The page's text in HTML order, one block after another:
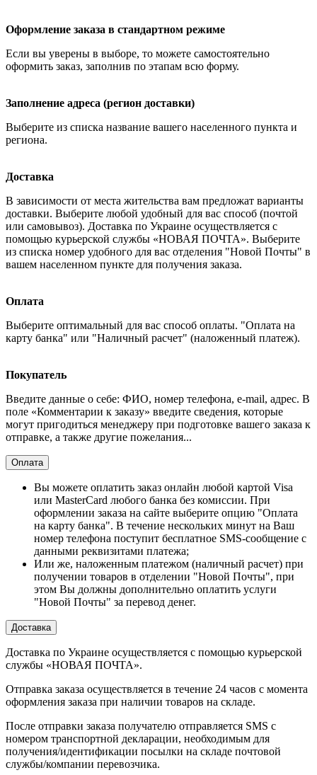
Оформление заказа в стандартном режиме
Если вы уверены в выборе, то можете самостоятельно
оформить заказ, заполнив по этапам всю форму.
Заполнение адреса (регион доставки)
Выберите из списка название вашего населенного пункта и
региона.
Доставка
В зависимости от места жительства вам предложат варианты
доставки. Выберите любой удобный для вас способ (почтой
или самовывоз). Доставка по Украине осуществляется с
помощью курьерской службы «НОВАЯ ПОЧТА». Выберите
из списка номер удобного для вас отделения "Новой Почты" в
вашем населенном пункте для получения заказа.
Оплата
Выберите оптимальный для вас способ оплаты. "Оплата на
карту банка" или "Наличный расчет" (наложенный платеж).
Покупатель
Введите данные о себе: ФИО, номер телефона, e-mail, адрес. В
поле «Комментарии к заказу» введите сведения, которые
могут пригодиться менеджеру при подготовке вашего заказа к
отправке, а также другие пожелания...
Оплата
Вы можете оплатить заказ онлайн любой картой Visa
или MasterCard любого банка без комиссии. При
оформлении заказа на сайте выберите опцию "Оплата
на карту банка". В течение нескольких минут на Ваш
номер телефона поступит бесплатное SMS-сообщение с
данными реквизитами платежа;
Или же, наложенным платежом (наличный расчет) при
получении товаров в отделении "Новой Почты", при
этом Вы должны дополнительно оплатить услуги
"Новой Почты" за перевод денег.
Доставка
Доставка по Украине осуществляется с помощью курьерской
службы «НОВАЯ ПОЧТА».
Отправка заказа осуществляется в течение 24 часов с момента
оформления заказа при наличии товаров на складе.
После отправки заказа получателю отправляется SMS с
номером транспортной декларации, необходимым для
получения/идентификации посылки на складе почтовой
службы/компании перевозчика.